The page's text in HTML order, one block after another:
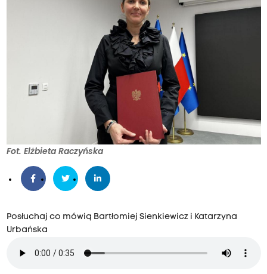
Fot. Elżbieta Raczyńska
Posłuchaj co mówią Bartłomiej Sienkiewicz i Katarzyna
Urbańska